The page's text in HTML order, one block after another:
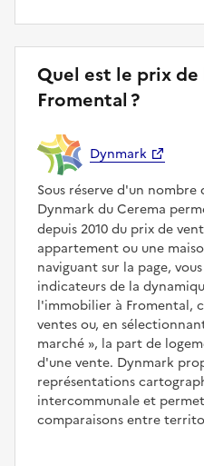
Quel est le prix
Fromental ?
Dynmark
Sous réserve d'un
Dynmark du Cerema
depuis 2010 du prix de
appartement ou une
naviguant sur la page,
indicateurs de la
l'immobilier à Fromental,
ventes ou, en
marché , la part de
d'une vente. Dynmark
représentations
intercommunale et
comparaisons entre